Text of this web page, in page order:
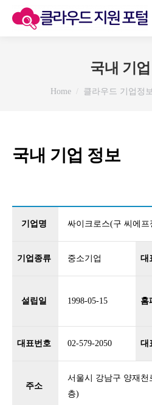
국내 기
You are here:
Home 클라우드 기업정
국내 기업 정보
기업명 싸이크로스(구 씨에프
기업종류 중소기업 대
설립일 1998-05-15 홈
대표번호 02-579-2050 대
주소
서울시 강남구 양재천
층)